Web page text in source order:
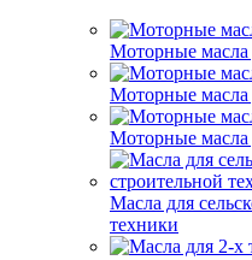
Моторные масла
Моторные масла
Моторные масла
Масла для
техники